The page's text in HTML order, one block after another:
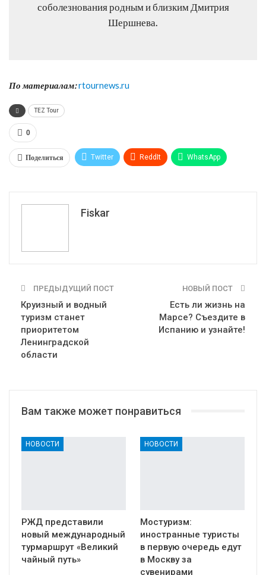
соболезнования родным и близким Дмитрия
Шершнева.
По материалам:rtournews.ru
TEZ Tour
0
Поделиться Twitter ReddIt WhatsApp
Fiskar
ПРЕДЫДУЩИЙ ПОСТ
Круизный и водный
туризм станет
приоритетом
Ленинградской
области
НОВЫЙ ПОСТ
Есть ли жизнь на
Марсе? Съездите в
Испанию и узнайте!
Вам также может понравиться
НОВОСТИ
РЖД представили
новый международный
турмаршрут «Великий
чайный путь»
НОВОСТИ
Мостуризм:
иностранные туристы
в первую очередь едут
в Москву за
сувенирами